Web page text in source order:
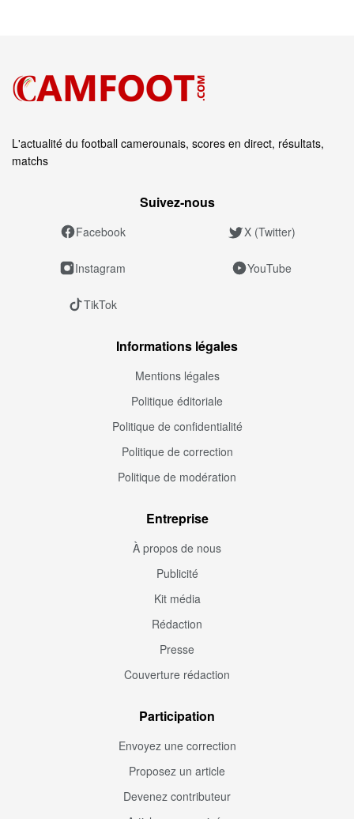
L'actualité du football camerounais, scores en direct, résultats,
matchs
Suivez‑nous
Facebook X (Twitter)
Instagram YouTube
TikTok
Informations légales
Mentions légales
Politique éditoriale
Politique de confidentialité
Politique de correction
Politique de modération
Entreprise
À propos de nous
Publicité
Kit média
Rédaction
Presse
Couverture rédaction
Participation
Envoyez une correction
Proposez un article
Devenez contributeur